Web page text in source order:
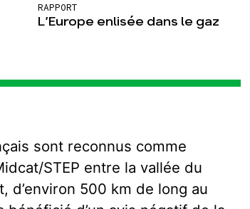
RAPPORT
L’Europe enlisée dans le gaz
sont reconnus comme
STEP entre la vallée du
d’environ 500 km de long au